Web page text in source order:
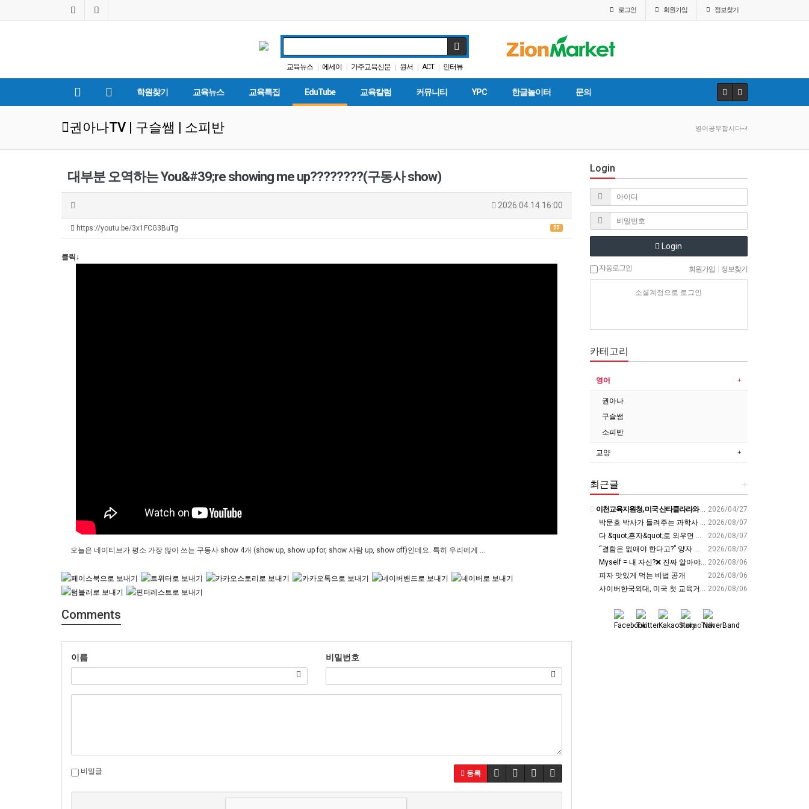
로그인 회원가입 정보찾기
교육뉴스 | 에세이 | 가주교육신문 | 원서 | ACT | 인터뷰
| SAT | 학교급식 | 입학원서 | 팝사
학원찾기 교육뉴스 교육특집 EduTube 교육칼럼 커뮤니티 YPC 한글놀이터 문의
권아나TV | 구슬쌤 | 소피반 영어공부합시다~!
대부분 오역하는 You&#39;re showing me up????????(구동사 show)
2026.04.14 16:00
55
https://youtu.be/3x1FCG3BuTg
클릭↓
오늘은 네이티브가 평소 가장 많이 쓰는 구동사 show 4개 (show up, show up for, show 사람 up, show off)인데요. 특히 우리에게 ...
Comments
이름 비밀번호
등록
비밀글
Login
Login
자동로그인 회원가입 정보찾기
소셜계정으로 로그인
카테고리
영어
권아나
구슬쌤
소피반
교양
+
최근글
2026/04/27
이천교육지원청, 미국 산타클라라와 국제교육교류 파트너십 회의 개최:경인투데이뉴스 - 경인투데이뉴스
2026/08/07
박문호 박사가 들려주는 과학사 속 결정적 순간들! 직관을 뛰어넘는 과학적 통찰 : 생각하는 청소년을 위한 과학 시리즈 1부(feat.박문호 박사)
2026/08/07
다 &quot;혼자&quot;로 외우면 틀려요. Alone????By myself????On my own
2026/08/07
“결함은 없애야 한다고?” 양자 연구자가 밝힌 신비: 없애려던 흠이 무기가 되는 방법 | 이정현 KIST 양자기술연구단 선임연구원 | 양자 컴퓨터 인생 | 세바시 2121회
2026/08/06
Myself = 내 자신?❌ 진짜 알아야 할 뜻????
2026/08/06
피자 맛있게 먹는 비법 공개
2026/08/06
사이버한국외대, 미국 첫 교육거점 구축…뉴욕에 미주글로벌센터 개소 - 재외동포신문